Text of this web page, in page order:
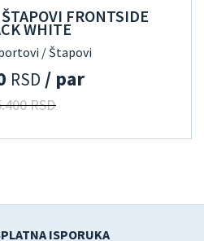
FRONTSIDE
WHITE
/ Štapovi
RSD / par
RSD
ISPORUKA